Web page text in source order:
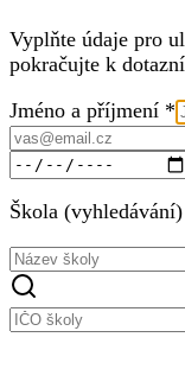
Vyplňte údaje pro
pokračujte k
Jméno a příjmení *
Škola